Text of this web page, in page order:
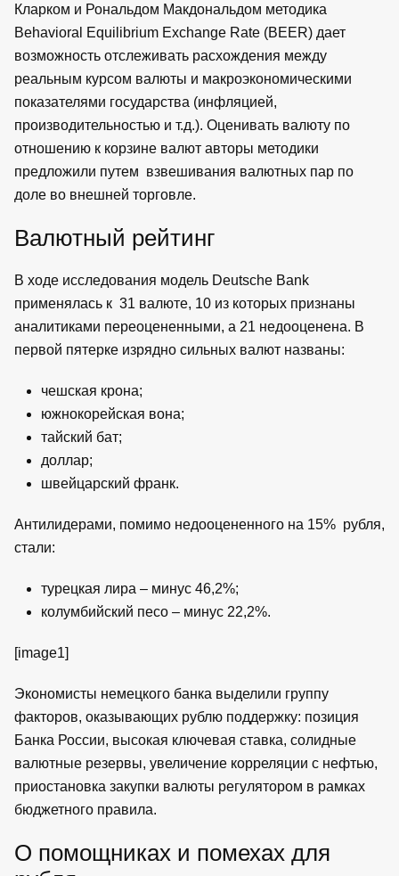
Кларком и Рональдом Макдональдом методика
Behavioral Equilibrium Exchange Rate (BEER) дает
возможность отслеживать расхождения между
реальным курсом валюты и макроэкономическими
показателями государства (инфляцией,
производительностью и т.д.). Оценивать валюту по
отношению к корзине валют авторы методики
предложили путем взвешивания валютных пар по
доле во внешней торговле.
Валютный рейтинг
В ходе исследования модель Deutsche Bank
применялась к 31 валюте, 10 из которых признаны
аналитиками переоцененными, а 21 недооценена. В
первой пятерке изрядно сильных валют названы:
чешская крона;
южнокорейская вона;
тайский бат;
доллар;
швейцарский франк.
Антилидерами, помимо недооцененного на 15% рубля,
стали:
турецкая лира – минус 46,2%;
колумбийский песо – минус 22,2%.
[image1]
Экономисты немецкого банка выделили группу
факторов, оказывающих рублю поддержку: позиция
Банка России, высокая ключевая ставка, солидные
валютные резервы, увеличение корреляции с нефтью,
приостановка закупки валюты регулятором в рамках
бюджетного правила.
О помощниках и помехах для